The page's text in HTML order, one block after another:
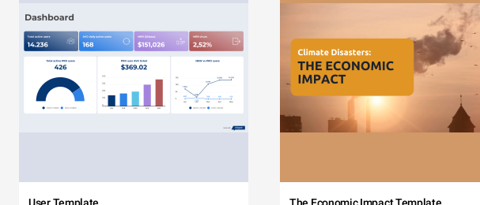
User Template The Economic Impact Template